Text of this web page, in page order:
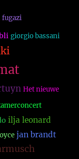
fugazi
giorgio bassani
Het nieuwe
ilja leonard
jan brandt